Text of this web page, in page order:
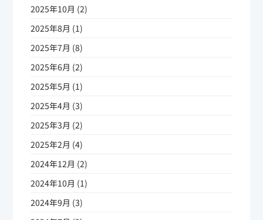
2025年10月 (2)
2025年8月 (1)
2025年7月 (8)
2025年6月 (2)
2025年5月 (1)
2025年4月 (3)
2025年3月 (2)
2025年2月 (4)
2024年12月 (2)
2024年10月 (1)
2024年9月 (3)